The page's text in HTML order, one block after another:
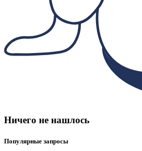
Ничего не нашлось
Популярные запросы